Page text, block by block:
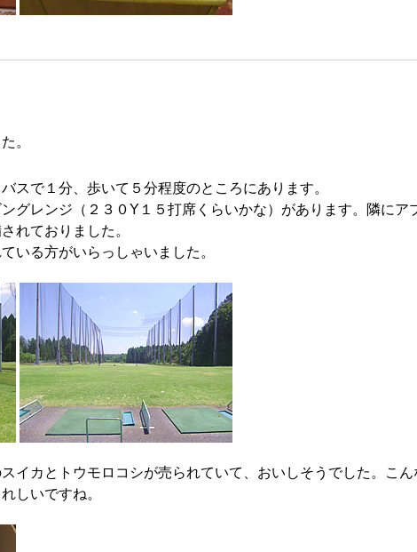
。
スで１分、歩いて５分程度のところにあります。
グレンジ（２３０Y１５打席くらいかな）があります。隣にア
れておりました。
いる方がいらっしゃいました。
イカとトウモロコシが売られていて、おいしそうでした。こん
しいですね。